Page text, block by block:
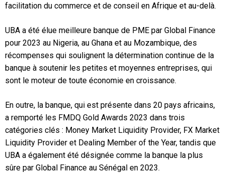
facilitation du commerce et de conseil en Afrique et au-delà.
UBA a été élue meilleure banque de PME par Global Finance
pour 2023 au Nigeria, au Ghana et au Mozambique, des
récompenses qui soulignent la détermination continue de la
banque à soutenir les petites et moyennes entreprises, qui
sont le moteur de toute économie en croissance.
En outre, la banque, qui est présente dans 20 pays africains,
a remporté les FMDQ Gold Awards 2023 dans trois
catégories clés : Money Market Liquidity Provider, FX Market
Liquidity Provider et Dealing Member of the Year, tandis que
UBA a également été désignée comme la banque la plus
sûre par Global Finance au Sénégal en 2023.